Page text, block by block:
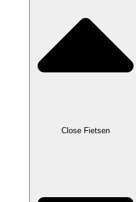
Close Fietsen